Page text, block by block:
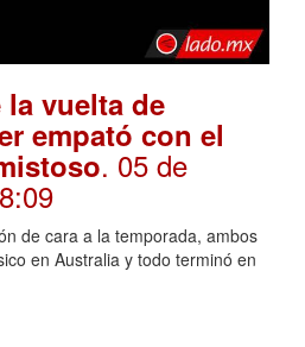
la vuelta de
empató con el
. 05 de
de cara a la temporada, ambos
en Australia y todo terminó en